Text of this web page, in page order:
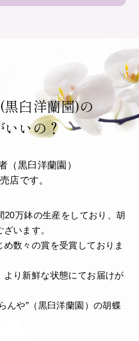
臼洋蘭園)の
いいの？
（黒臼洋蘭園）
店です。
万鉢の生産をしており、胡
います。
数々の賞を受賞しておりま
り新鮮な状態にてお届けが
んや”（黒臼洋蘭園）の胡蝶